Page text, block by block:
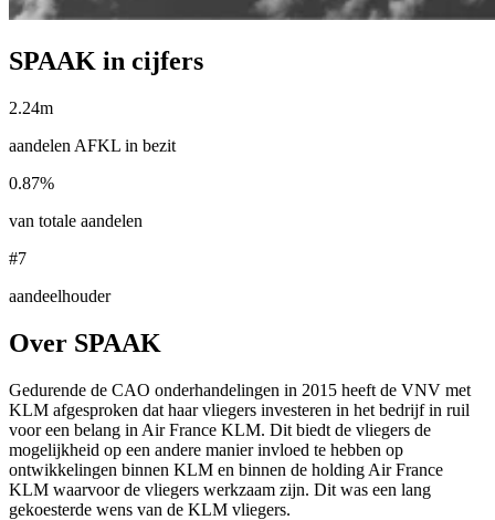
SPAAK in cijfers
2.24m
aandelen AFKL in bezit
0.87%
van totale aandelen
#7
aandeelhouder
Over SPAAK
Gedurende de CAO onderhandelingen in 2015 heeft de VNV met
KLM afgesproken dat haar vliegers investeren in het bedrijf in ruil
voor een belang in Air France KLM. Dit biedt de vliegers de
mogelijkheid op een andere manier invloed te hebben op
ontwikkelingen binnen KLM en binnen de holding Air France
KLM waarvoor de vliegers werkzaam zijn. Dit was een lang
gekoesterde wens van de KLM vliegers.